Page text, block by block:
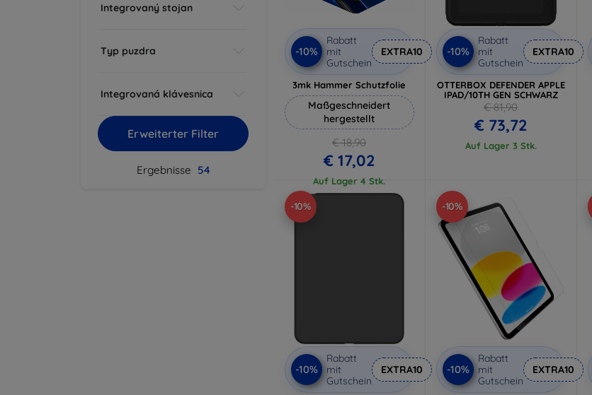
Integrovaný stojan
Typ puzdra
Integrovaná klávesnica
Erweiterter Filter
Ergebnisse 54
-10%
Rabatt
mit
Gutschein
EXTRA10
3mk Hammer Schutzfolie
Maßgeschneidert
hergestellt
€ 18,90
€ 17,02
Auf Lager 4 Stk.
-10%
Rabatt
mit
Gutschein
EXTRA10
OTTERBOX DEFENDER APPLE
IPAD/10TH GEN SCHWARZ
€ 81,90
€ 73,72
Auf Lager 3 Stk.
-10%
-10%
Rabatt
mit
Gutschein
EXTRA10
-10%
-10%
Rabatt
mit
Gutschein
EXTRA10